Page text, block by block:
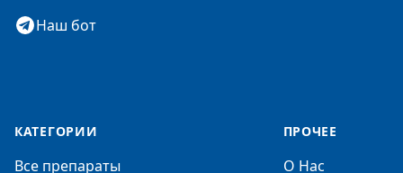
Наш бот
КАТЕГОРИИ
Все препараты
ПРОЧЕЕ
О Нас